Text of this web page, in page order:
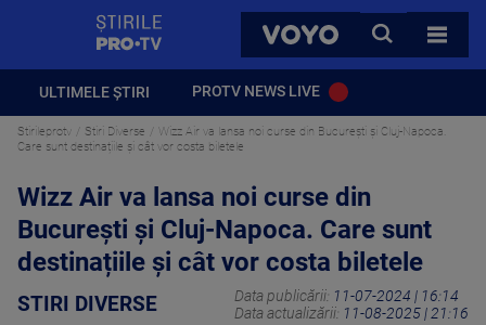
VOYO
CAUTA
TOATE
ULTIMELE ȘTIRI PROTV NEWS LIVE
Stirileprotv Stiri Diverse
Wizz Air va lansa noi curse din București și Cluj-Napoca.
Care sunt destinațiile și cât vor costa biletele
Wizz Air va lansa noi curse din
București și Cluj-Napoca. Care sunt
destinațiile și cât vor costa biletele
STIRI DIVERSE Data publicării: 11-07-2024 | 16:14
Data actualizării: 11-08-2025 | 21:16